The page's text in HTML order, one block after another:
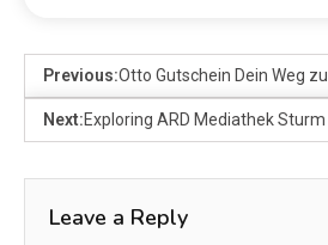
Previous:Otto Gutschein Dein Weg
Next:Exploring ARD Mediathek
Leave a Reply